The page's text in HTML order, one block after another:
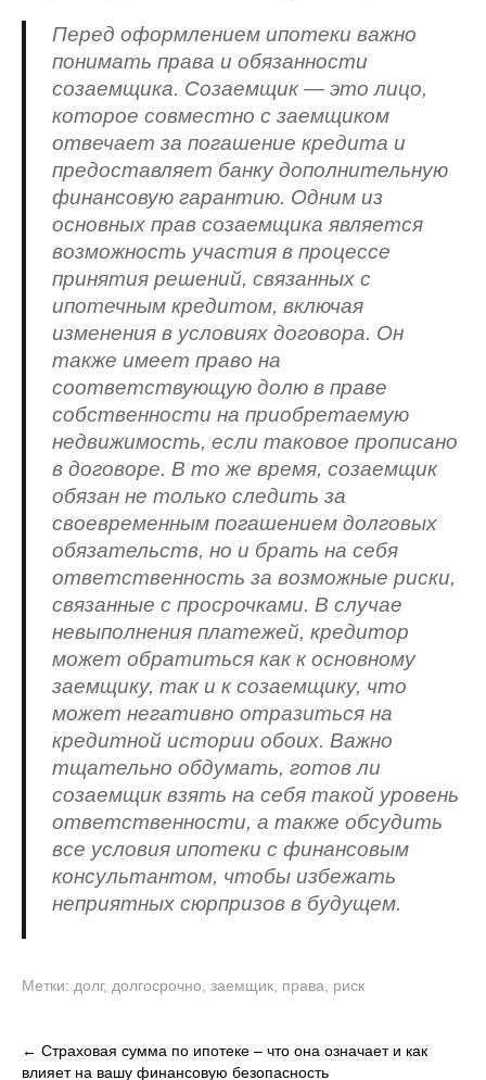
Перед оформлением ипотеки важно
понимать права и обязанности
созаемщика. Созаемщик — это лицо,
которое совместно с заемщиком
отвечает за погашение кредита и
предоставляет банку дополнительную
финансовую гарантию. Одним из
основных прав созаемщика является
возможность участия в процессе
принятия решений, связанных с
ипотечным кредитом, включая
изменения в условиях договора. Он
также имеет право на
соответствующую долю в праве
собственности на приобретаемую
недвижимость, если таковое прописано
в договоре. В то же время, созаемщик
обязан не только следить за
своевременным погашением долговых
обязательств, но и брать на себя
ответственность за возможные риски,
связанные с просрочками. В случае
невыполнения платежей, кредитор
может обратиться как к основному
заемщику, так и к созаемщику, что
может негативно отразиться на
кредитной истории обоих. Важно
тщательно обдумать, готов ли
созаемщик взять на себя такой уровень
ответственности, а также обсудить
все условия ипотеки с финансовым
консультантом, чтобы избежать
неприятных сюрпризов в будущем.
Метки: долг, долгосрочно заемщик права риск
Навигация
← Страховая сумма по ипотеке – что она означает и как
влияет на вашу финансовую безопасность